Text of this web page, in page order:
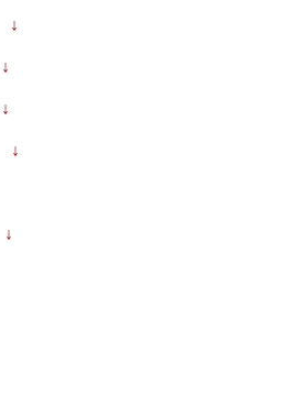
↓
↓
↓
↓
↓